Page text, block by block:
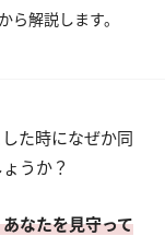
解説します。
た時になぜか同
うか？
なたを見守って